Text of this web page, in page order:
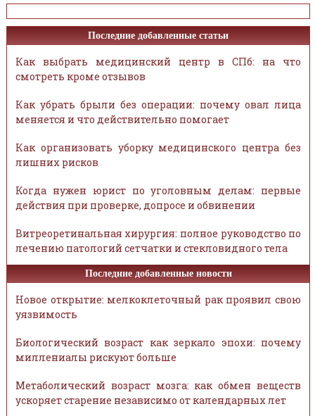
Последние добавленные статьи
Как выбрать медицинский центр в СПб: на что
смотреть кроме отзывов
Как убрать брыли без операции: почему овал лица
меняется и что действительно помогает
Как организовать уборку медицинского центра без
лишних рисков
Когда нужен юрист по уголовным делам: первые
действия при проверке, допросе и обвинении
Витреоретинальная хирургия: полное руководство по
лечению патологий сетчатки и стекловидного тела
Последние добавленные новости
Новое открытие: мелкоклеточный рак проявил свою
уязвимость
Биологический возраст как зеркало эпохи: почему
миллениалы рискуют больше
Метаболический возраст мозга: как обмен веществ
ускоряет старение независимо от календарных лет